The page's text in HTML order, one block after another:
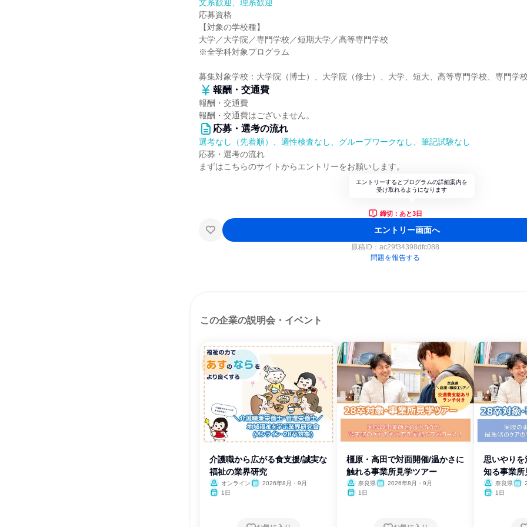
文系歓迎、理系歓迎
応募資格
【対象の学校種】
大学／大学院／専門学校／短期大学／高等専門学校
※全学科対象プログラム
募集対象学校：大学院（博士）、大学院（修士）、大学、短大、高等専門学校、専門学
報酬・交通費
報酬・交通費
報酬・交通費はございません。
応募・選考の流れ
選考なし（先着順）、適性検査なし、グループワークなし、筆記試験なし
応募・選考の流れ
まずはこちらのサイトからエントリーをお願いします。
エントリーするとプログラムの詳細案内を
受け取れるようになります
締切：あと3日
エントリー画面へ
原稿ID： ac29f34398dfc088
問題を報告する
この企業の説明会・イベント
介護職から広がる食支援/誠実な
福祉の業界研究
オンライン
2026年8月・9月
1日
橿原・高田で対面開催/温かさに
触れる事業所見学ツアー
奈良県
2026年8月・9月
1日
思いやりを
知る事業所
奈良県
1日